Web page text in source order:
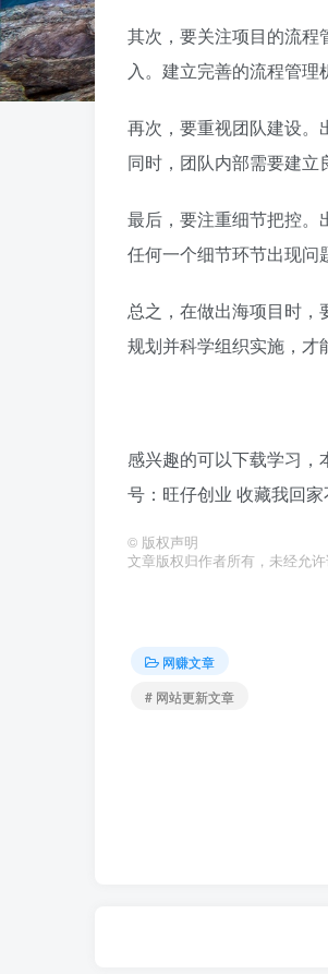
其次，要关注项目的流程
入。建立完善的流程管理
再次，要重视团队建设。
同时，团队内部需要建立
最后，要注重细节把控。
任何一个细节环节出现问
总之，在做出海项目时，
规划并科学组织实施，才
感兴趣的可以下载学习
号：旺仔创业 收藏我回家
© 版权声明
文章版权归作者所有，未经允许
网赚文章
# 网站更新文章